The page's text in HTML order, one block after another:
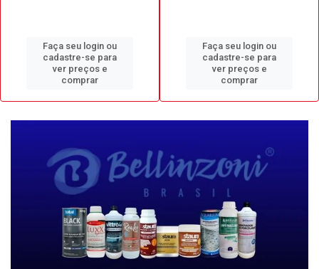
Faça seu login ou
cadastre-se para
ver preços e
comprar
Faça seu login ou
cadastre-se para
ver preços e
comprar